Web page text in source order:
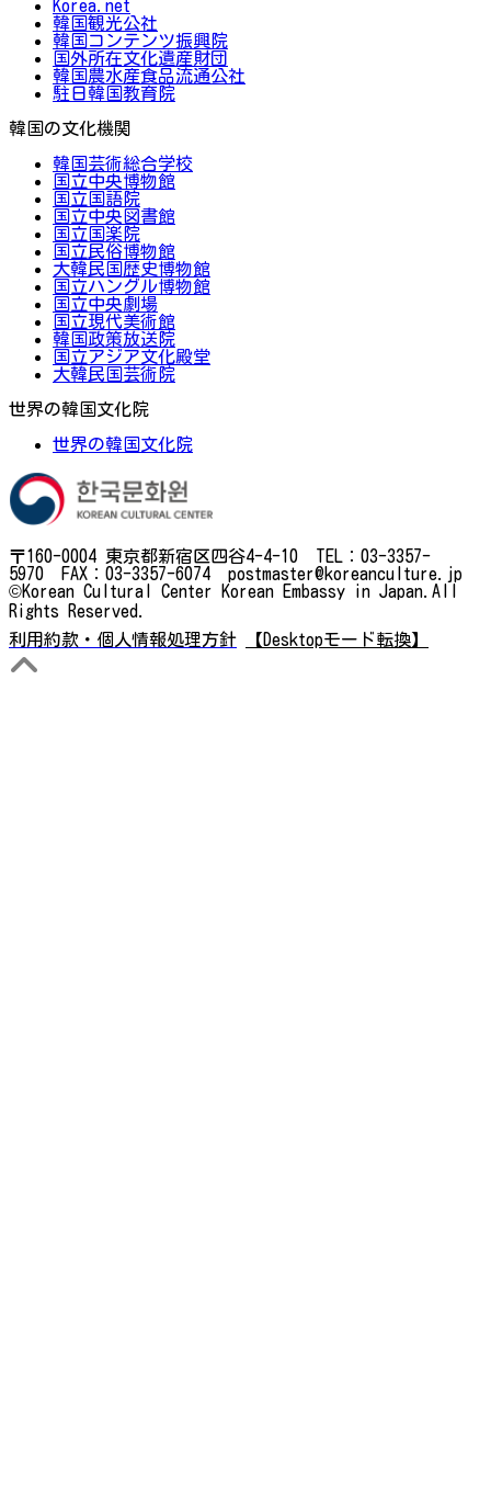
Korea.net
韓国観光公社
韓国コンテンツ振興院
国外所在文化遺産財団
韓国農水産食品流通公社
駐日韓国教育院
韓国の文化機関
韓国芸術総合学校
国立中央博物館
国立国語院
国立中央図書館
国立国楽院
国立民俗博物館
大韓民国歴史博物館
国立ハングル博物館
国立中央劇場
国立現代美術館
韓国政策放送院
国立アジア文化殿堂
大韓民国芸術院
世界の韓国文化院
世界の韓国文化院
〒160-0004 東京都新宿区四谷4-4-10 TEL：03-3357-
5970 FAX：03-3357-6074 postmaster@koreanculture.jp
©Korean Cultural Center Korean Embassy in Japan.All
Rights Reserved.
利用約款・個人情報処理方針
【Desktopモード転換】